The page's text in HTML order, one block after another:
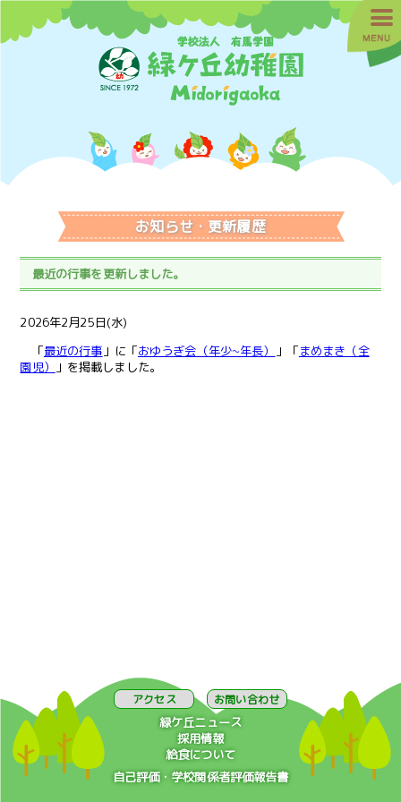
お知らせ・更新履歴
最近の行事を更新しました。
2026年2月25日(水)
「最近の行事 」に「おゆうぎ会（年少~年長） 」「まめまき（全
園児）
」を掲載しました。
アクセス お問い合わせ
緑ケ丘ニュース
採用情報
給食について
自己評価・学校関係者評価報告書